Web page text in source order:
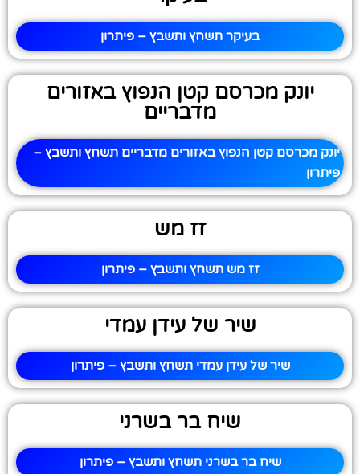
בעיקר תשחץ ותשבץ – פיתרון
יונק מכרסם קטן הנפוץ באזורים
מדבריים
יונק מכרסם קטן הנפוץ באזורים מדבריים תשחץ ותשבץ –
פיתרון
זז מש
זז מש תשחץ ותשבץ – פיתרון
שיר של עידן עמדי
שיר של עידן עמדי תשחץ ותשבץ – פיתרון
שיח בר בשרני
שיח בר בשרני תשחץ ותשבץ – פיתרון